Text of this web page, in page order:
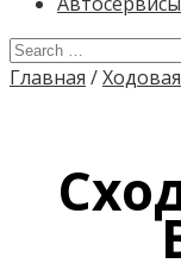
Главная /